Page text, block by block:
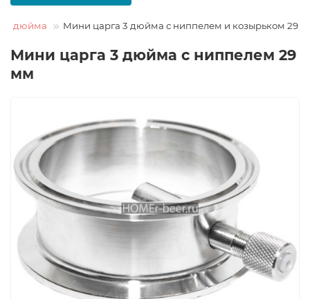
3 дюйма Мини царга 3 дюйма с ниппелем и козырьком 29
Мини царга 3 дюйма с ниппелем 29
мм